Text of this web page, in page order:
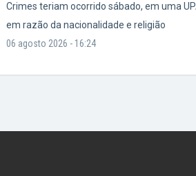
Crimes teriam ocorrido sábado, em uma
em razão da nacionalidade e religião
06 agosto 2026 - 16:24